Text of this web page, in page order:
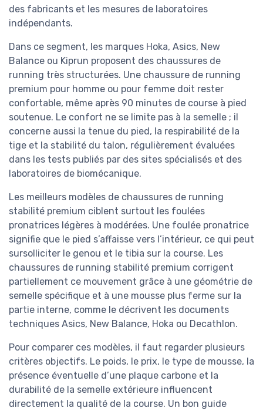
des fabricants et les mesures de laboratoires
indépendants.
Dans ce segment, les marques Hoka, Asics, New
Balance ou Kiprun proposent des chaussures de
running très structurées. Une chaussure de running
premium pour homme ou pour femme doit rester
confortable, même après 90 minutes de course à pied
soutenue. Le confort ne se limite pas à la semelle ; il
concerne aussi la tenue du pied, la respirabilité de la
tige et la stabilité du talon, régulièrement évaluées
dans les tests publiés par des sites spécialisés et des
laboratoires de biomécanique.
Les meilleurs modèles de chaussures de running
stabilité premium ciblent surtout les foulées
pronatrices légères à modérées. Une foulée pronatrice
signifie que le pied s’affaisse vers l’intérieur, ce qui peut
sursolliciter le genou et le tibia sur la course. Les
chaussures de running stabilité premium corrigent
partiellement ce mouvement grâce à une géométrie de
semelle spécifique et à une mousse plus ferme sur la
partie interne, comme le décrivent les documents
techniques Asics, New Balance, Hoka ou Decathlon.
Pour comparer ces modèles, il faut regarder plusieurs
critères objectifs. Le poids, le prix, le type de mousse, la
présence éventuelle d’une plaque carbone et la
durabilité de la semelle extérieure influencent
directement la qualité de la course. Un bon guide